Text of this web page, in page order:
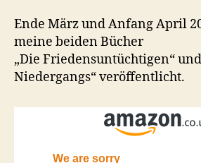
Ende März und Anfang April
meine beiden Bücher
„Die Friedensuntüchtigen“
Niedergangs“ veröffentlicht.